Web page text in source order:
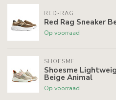
RED-RAG
Red Rag Sneaker
Op voorraad
SHOESME
Shoesme
Beige Animal
Op voorraad